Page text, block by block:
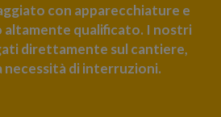
con apparecchiature e
altamente qualificato. I nostri
direttamente sul cantiere,
necessità di interruzioni.